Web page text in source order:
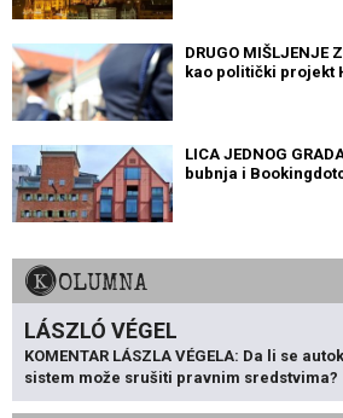
DRUGO MIŠLJENJE
kao politički projekt
LICA JEDNOG
bubnja i
KOLUMNA
LÁSZLÓ VÉGEL
KOMENTAR LÁSZLA VÉGELA: Da li se
sistem može srušiti pravnim sredstvima?